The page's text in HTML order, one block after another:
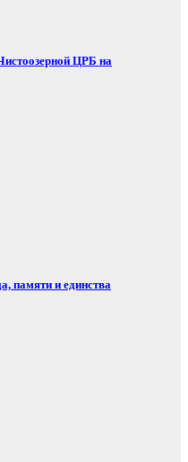
ЦРБ на
памяти и единства